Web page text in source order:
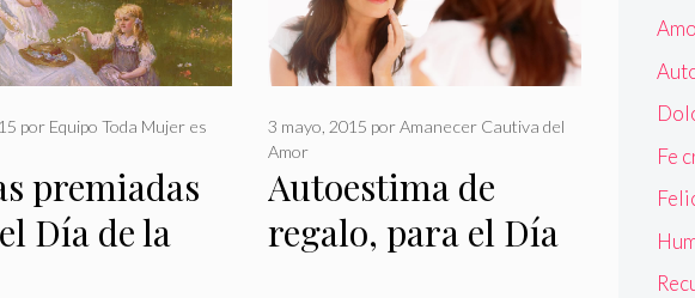
premiadas
Día de la
por Equipo Toda Mujer es
Autoestima de
regalo, para el Día
3 mayo, 2015 porAmanecer Cautiva del
Amor
Fe